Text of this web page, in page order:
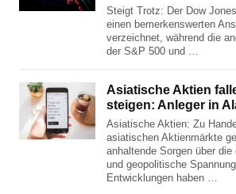
Steigt Trotz: Der Dow
einen bemerkenswerten
verzeichnet, während die
der S&P 500 und …
Asiatische Aktien
steigen: Anleger in
Asiatische Aktien: Zu
asiatischen Aktienmärkte
anhaltende Sorgen über
und geopolitische
Entwicklungen haben …